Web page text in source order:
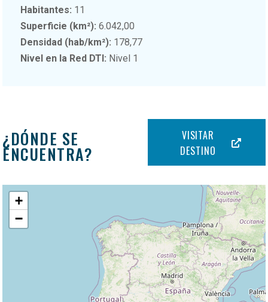
Habitantes: 11
Superficie (km²): 6.042,00
Densidad (hab/km²): 178,77
Nivel en la Red DTI: Nivel 1
¿DÓNDE SE
ENCUENTRA?
VISITAR
DESTINO
+
−